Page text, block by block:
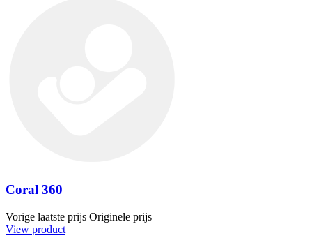
Coral 360
Vorige laatste prijs Originele prijs
View product